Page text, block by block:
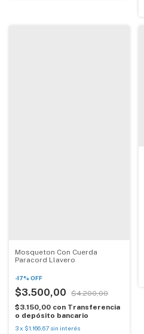
Mosqueton Con Cuerda
Paracord Llavero
-17% OFF
$3.500,00
$4.200,00
$3.150,00 con Transferencia
o depósito bancario
3x $1.166,67 sin interés